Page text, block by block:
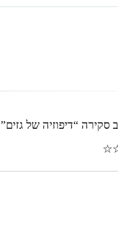
סקירה “דיפוזיה של גזים”